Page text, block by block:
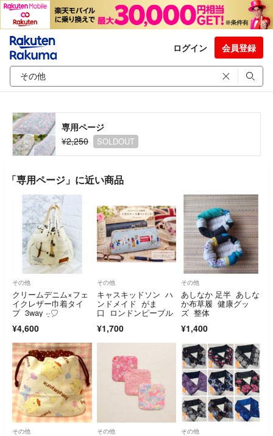
ログイン 会員登録
専用ページ
¥2,250
SOLDOUT
「専用ページ」に近い商品
その他
クリームデニム×フェ
イクレザー巾着タイ
プ 3way‪ ·͜·♡
¥4,600
その他
キャスキッドソン ハ
ンドメイド がま
口 ロンドンピープル
¥1,700
その他
あしなか 足半 あしな
か布草履 健康グッ
ズ 整体
¥1,400
その他 その他 その他